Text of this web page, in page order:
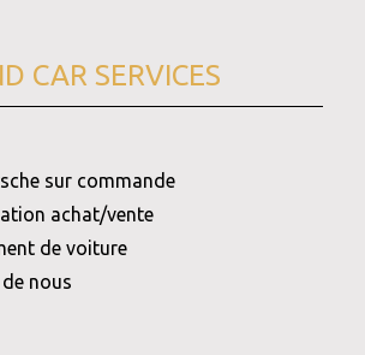
CAR SERVICES
sur commande
achat/vente
de voiture
nous